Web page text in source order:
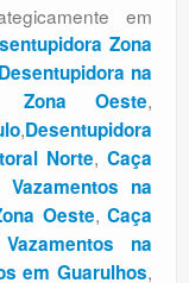
em
Zona
Desentupidora na
Zona Oeste,
,Desentupidora
Norte, Caça
Vazamentos na
Oeste,Caça
na
em Guarulhos,